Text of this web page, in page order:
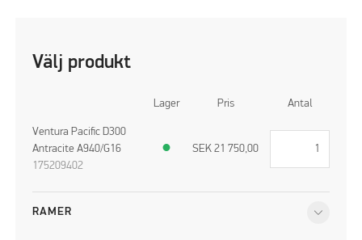
Välj produkt
Lager Pris Antal
Ventura Pacific D300
Antracite A940/G16
175209402
● SEK 21 750,00
RAMER